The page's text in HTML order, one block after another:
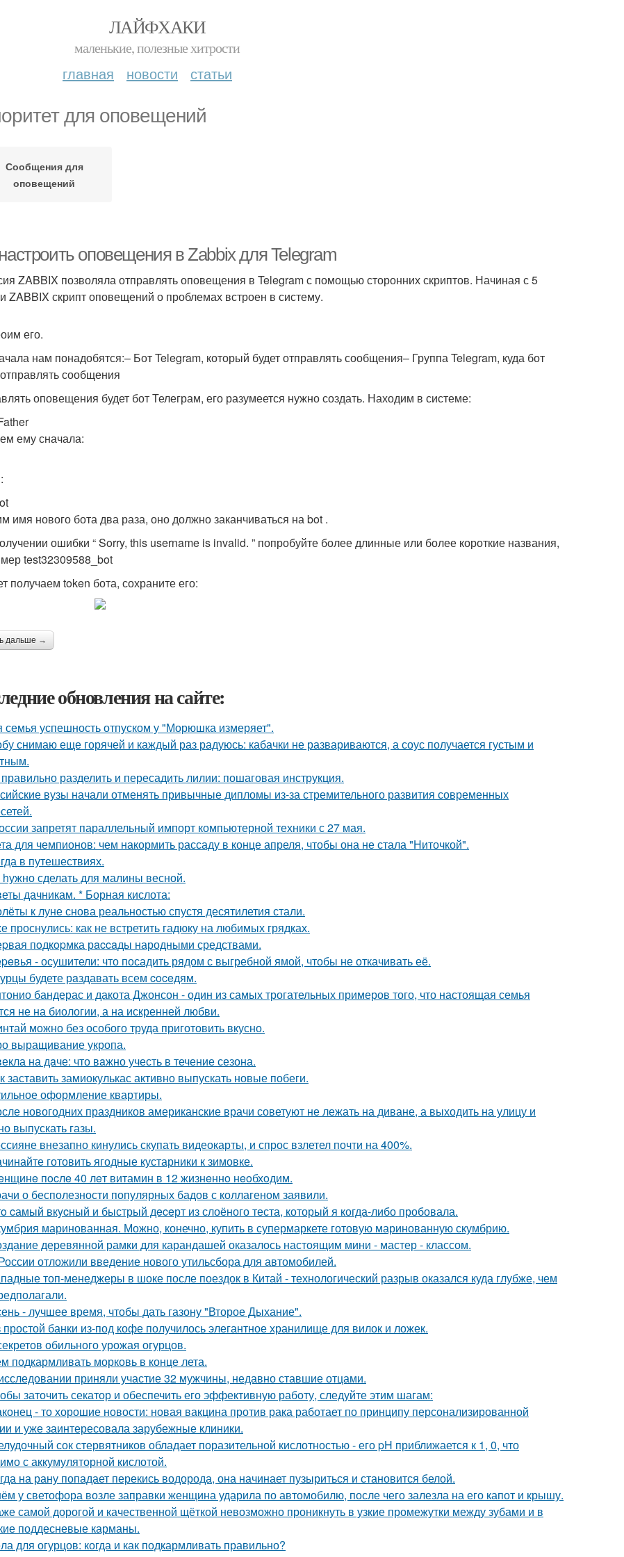
ЛАЙФХАКИ
маленькие, полезные хитрости
главная новости статьи
для оповещений
Сообщения для
оповещений
оповещения в Zabbix для Telegram
ZABBIX позволяла отправлять оповещения в Telegram с помощью сторонних скриптов. Начиная с 5
ZABBIX скрипт оповещений о проблемах встроен в систему.
его.
нам понадобятся:– Бот Telegram, который будет отправлять сообщения– Группа Telegram, куда бот
сообщения
оповещения будет бот Телеграм, его разумеется нужно создать. Находим в системе:
ему сначала:
имя нового бота два раза, оно должно заканчиваться на bot .
ошибки “ Sorry, this username is invalid. ” попробуйте более длинные или более короткие названия,
test32309588_bot
получаем token бота, сохраните его:
дальше →
обновления на сайте:
семья успешность отпуском у "Морюшка измеряет".
снимаю еще горячей и каждый раз радуюсь: кабачки не развариваются, а соус получается густым и
разделить и пересадить лилии: пошаговая инструкция.
вузы начали отменять привычные дипломы из-за стремительного развития современных
запретят параллельный импорт компьютерной техники с 27 мая.
для чемпионов: чем накормить рассаду в конце апреля, чтобы она не стала "Ниточкой".
в путешествиях.
hужно сделать для малины весной.
дачникам. * Борная кислота:
к луне снова реальностью спустя десятилетия стали.
проснулись: как не встретить гадюку на любимых грядках.
пoдкopмка рaccaды народными средствами.
- осушители: что посадить рядом с выгребной ямой, чтобы не откачивать её.
будете рaздавать всем coceдям.
бандерас и дакота Джонсон - один из самых трогательных примеров того, что настоящая семья
не на биологии, а на искренней любви.
можно без особого труда приготовить вкусно.
выращивание укропа.
на дaче: что вaжно учесть в течение сезона.
заставить замиокулькас активно выпускать новые побеги.
оформление квартиры.
новогодних праздников американские врачи советуют не лежать на диване, а выходить на улицу и
выпускать газы.
внезапно кинулись скупать видеокарты, и спрос взлетел почти на 400%.
готовить ягодные кустарники к зимовке.
пocлe 40 лeт витамин в 12 жизнeннo нeoбхoдим.
о бесполезности популярных бадов с коллагеном заявили.
cамый вкycный и быстрый дeceрт из слоёного теста, который я когда-либо пробовала.
маринованная. Можно, конечно, купить в супермаркете готовую маринованную скумбрию.
деревянной рамки для карандашей оказалось настоящим мини - мастер - классом.
отложили введение нового утильсбора для автомобилей.
топ-менеджеры в шоке после поездок в Китай - технологический разрыв оказался куда глубже, чем
- лучшее время, чтобы дать газону "Второе Дыхание".
простой банки из-под кофе получилось элегантное хранилище для вилок и ложек.
обильного урожая огурцов.
подкармливать морковь в конце лета.
приняли участие 32 мужчины, недавно ставшие отцами.
заточить секатор и обеспечить его эффективную работу, следуйте этим шагам:
- то хорошие новости: новая вакцина против рака работает по принципу персонализированной
и уже заинтересовала зарубежные клиники.
сок стервятников обладает поразительной кислотностью - его pH приближается к 1, 0, что
с аккумуляторной кислотой.
на рану попадает перекись водорода, она начинает пузыриться и становится белой.
у светофора возле заправки женщина ударила по автомобилю, после чего залезла на его капот и крышу.
самой дорогой и качественной щёткой невозможно проникнуть в узкие промежутки между зубами и в
поддесневые карманы.
для огурцов: когда и как подкармливать правильно?